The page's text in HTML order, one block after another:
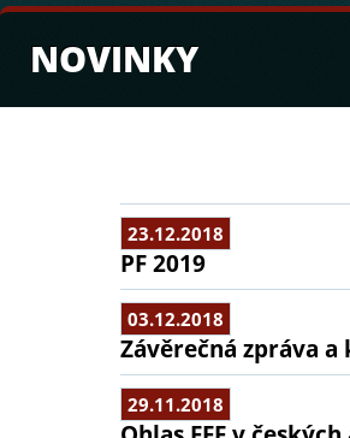
NOVINKY
23.12.2018
PF 2019
03.12.2018
Závěrečná zpráva a
29.11.2018